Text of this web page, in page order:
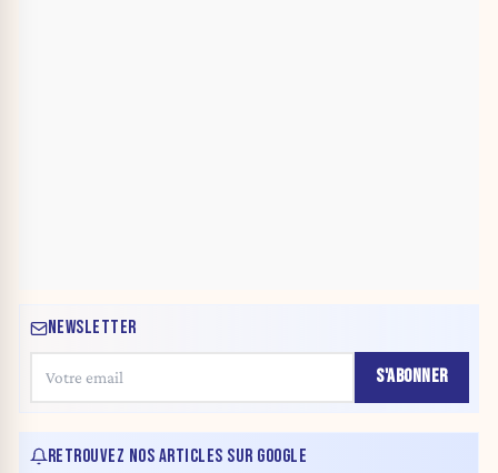
NEWSLETTER
S'ABONNER
RETROUVEZ NOS ARTICLES SUR GOOGLE